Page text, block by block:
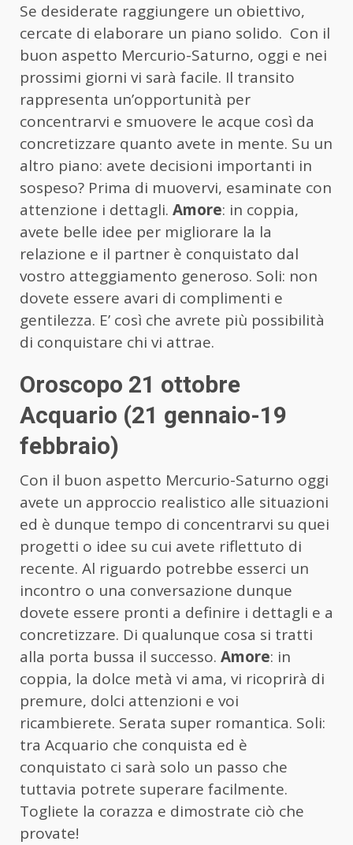
Se desiderate raggiungere un obiettivo,
cercate di elaborare un piano solido. Con il
buon aspetto Mercurio-Saturno, oggi e nei
prossimi giorni vi sarà facile. Il transito
rappresenta un’opportunità per
concentrarvi e smuovere le acque così da
concretizzare quanto avete in mente. Su un
altro piano: avete decisioni importanti in
sospeso? Prima di muovervi, esaminate con
attenzione i dettagli. Amore: in coppia,
avete belle idee per migliorare la la
relazione e il partner è conquistato dal
vostro atteggiamento generoso. Soli: non
dovete essere avari di complimenti e
gentilezza. E’ così che avrete più possibilità
di conquistare chi vi attrae.
Oroscopo 21 ottobre
Acquario (21 gennaio-19
febbraio)
Con il buon aspetto Mercurio-Saturno oggi
avete un approccio realistico alle situazioni
ed è dunque tempo di concentrarvi su quei
progetti o idee su cui avete riflettuto di
recente. Al riguardo potrebbe esserci un
incontro o una conversazione dunque
dovete essere pronti a definire i dettagli e a
concretizzare. Di qualunque cosa si tratti
alla porta bussa il successo. Amore: in
coppia, la dolce metà vi ama, vi ricoprirà di
premure, dolci attenzioni e voi
ricambierete. Serata super romantica. Soli:
tra Acquario che conquista ed è
conquistato ci sarà solo un passo che
tuttavia potrete superare facilmente.
Togliete la corazza e dimostrate ciò che
provate!